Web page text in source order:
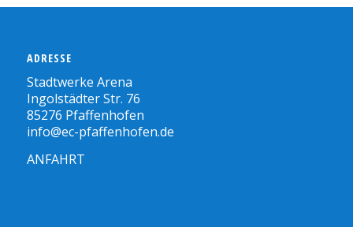
ADRESSE
Stadtwerke Arena
Ingolstädter Str. 76
85276 Pfaffenhofen
info@ec-pfaffenhofen.de
ANFAHRT